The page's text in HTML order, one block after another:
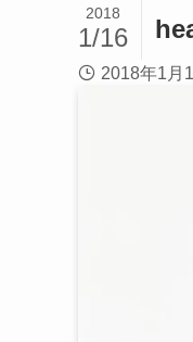
2018
1/16
2018年1月